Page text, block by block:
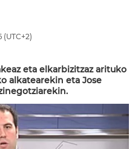
(UTC+2)
eta elkarbizitzaz arituko
alkatearekin eta Jose